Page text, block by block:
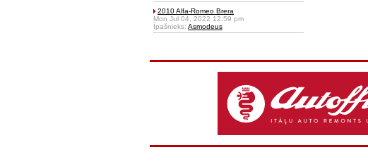
2010 Alfa-Romeo Brera
Mon Jul 04, 2022 12:59 pm
Īpašnieks: Asmodeus